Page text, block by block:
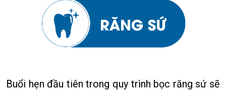
Buổi hẹn đầu tiên trong quy trình bọc răng sứ sẽ